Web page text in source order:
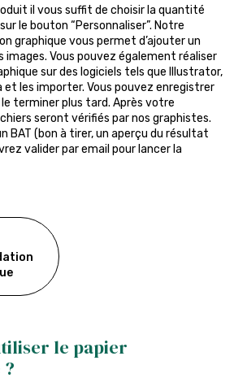
il vous suffit de choisir la quantité
le bouton “Personnaliser”. Notre
graphique vous permet d’ajouter un
images. Vous pouvez également réaliser
sur des logiciels tels que Illustrator,
et les importer. Vous pouvez enregistrer
terminer plus tard. Après votre
seront vérifiés par nos graphistes.
BAT (bon à tirer, un aperçu du résultat
valider par email pour lancer la
le papier